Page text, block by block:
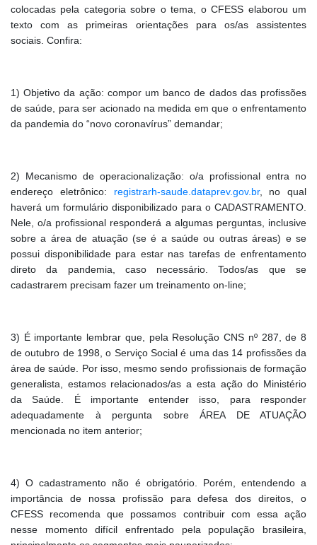
colocadas pela categoria sobre o tema, o CFESS elaborou um
texto com as primeiras orientações para os/as assistentes
sociais. Confira:
1) Objetivo da ação: compor um banco de dados das profissões
de saúde, para ser acionado na medida em que o enfrentamento
da pandemia do “novo coronavírus” demandar;
2) Mecanismo de operacionalização: o/a profissional entra no
endereço eletrônico: registrarh-saude.dataprev.gov.br, no qual
haverá um formulário disponibilizado para o CADASTRAMENTO.
Nele, o/a profissional responderá a algumas perguntas, inclusive
sobre a área de atuação (se é a saúde ou outras áreas) e se
possui disponibilidade para estar nas tarefas de enfrentamento
direto da pandemia, caso necessário. Todos/as que se
cadastrarem precisam fazer um treinamento on-line;
3) É importante lembrar que, pela Resolução CNS nº 287, de 8
de outubro de 1998, o Serviço Social é uma das 14 profissões da
área de saúde. Por isso, mesmo sendo profissionais de formação
generalista, estamos relacionados/as a esta ação do Ministério
da Saúde. É importante entender isso, para responder
adequadamente à pergunta sobre ÁREA DE ATUAÇÃO
mencionada no item anterior;
4) O cadastramento não é obrigatório. Porém, entendendo a
importância de nossa profissão para defesa dos direitos, o
CFESS recomenda que possamos contribuir com essa ação
nesse momento difícil enfrentado pela população brasileira,